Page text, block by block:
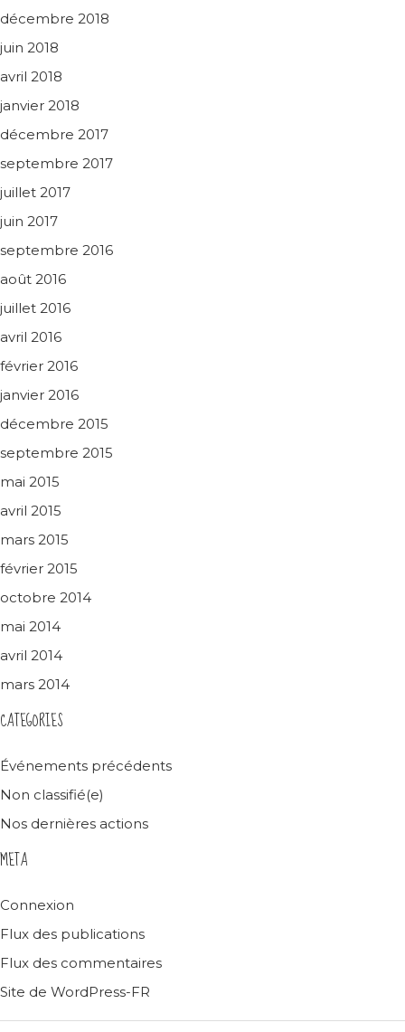
décembre 2018
juin 2018
avril 2018
janvier 2018
décembre 2017
septembre 2017
juillet 2017
juin 2017
septembre 2016
août 2016
juillet 2016
avril 2016
février 2016
janvier 2016
décembre 2015
septembre 2015
mai 2015
avril 2015
mars 2015
février 2015
octobre 2014
mai 2014
avril 2014
mars 2014
CATEGORIES
Événements précédents
Non classifié(e)
Nos dernières actions
META
Connexion
Flux des publications
Flux des commentaires
Site de WordPress-FR